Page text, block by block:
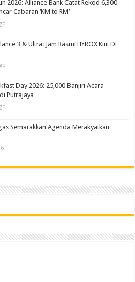
2026: Alliance Bank Catat Rekod 6,300
Cabaran ‘KM to RM’
3 & Ultra: Jam Rasmi HYROX Kini Di
Day 2026: 25,000 Banjiri Acara
Putrajaya
Semarakkan Agenda Merakyatkan